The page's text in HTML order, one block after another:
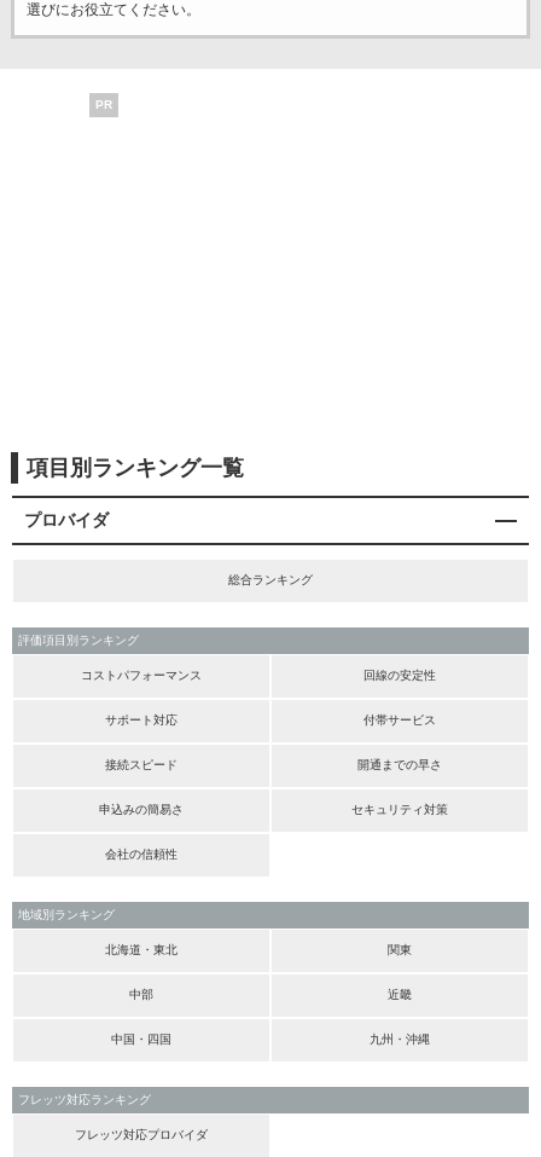
選びにお役立てください。
PR
項目別ランキング一覧
プロバイダ
総合ランキング
評価項目別ランキング
コストパフォーマンス 回線の安定性
サポート対応 付帯サービス
接続スピード 開通までの早さ
申込みの簡易さ セキュリティ対策
会社の信頼性
地域別ランキング
北海道・東北 関東
中部 近畿
中国・四国 九州・沖縄
フレッツ対応ランキング
フレッツ対応プロバイダ